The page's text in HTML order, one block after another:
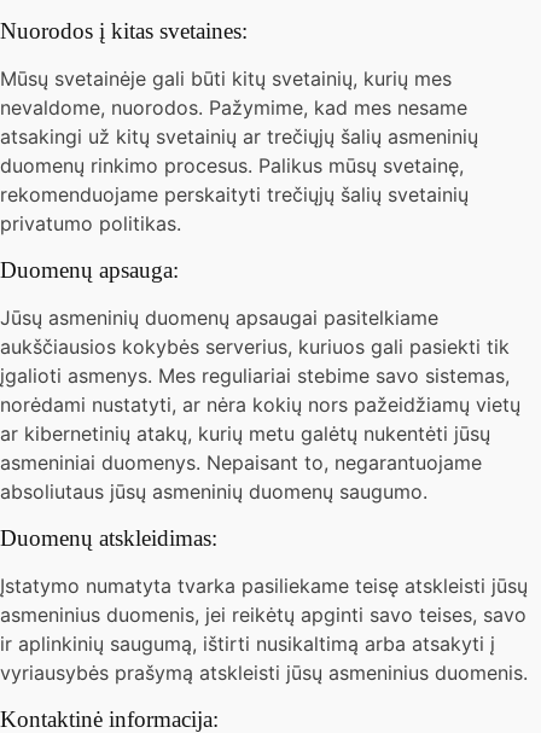
Nuorodos į kitas svetaines:
Mūsų svetainėje gali būti kitų svetainių, kurių mes
nevaldome, nuorodos. Pažymime, kad mes nesame
atsakingi už kitų svetainių ar trečiųjų šalių asmeninių
duomenų rinkimo procesus. Palikus mūsų svetainę,
rekomenduojame perskaityti trečiųjų šalių svetainių
privatumo politikas.
Duomenų apsauga:
Jūsų asmeninių duomenų apsaugai pasitelkiame
aukščiausios kokybės serverius, kuriuos gali pasiekti tik
įgalioti asmenys. Mes reguliariai stebime savo sistemas,
norėdami nustatyti, ar nėra kokių nors pažeidžiamų vietų
ar kibernetinių atakų, kurių metu galėtų nukentėti jūsų
asmeniniai duomenys. Nepaisant to, negarantuojame
absoliutaus jūsų asmeninių duomenų saugumo.
Duomenų atskleidimas:
Įstatymo numatyta tvarka pasiliekame teisę atskleisti jūsų
asmeninius duomenis, jei reikėtų apginti savo teises, savo
ir aplinkinių saugumą, ištirti nusikaltimą arba atsakyti į
vyriausybės prašymą atskleisti jūsų asmeninius duomenis.
Kontaktinė informacija: